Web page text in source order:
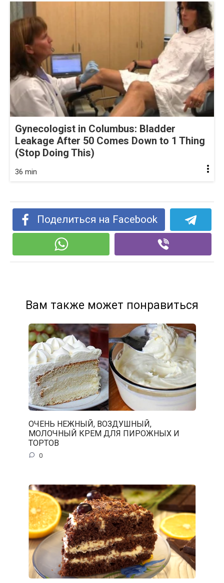
Gynecologist in Columbus: Bladder
Leakage After 50 Comes Down to 1 Thing
(Stop Doing This)
36 min
Поделиться на Facebook
Вам также может понравиться
ОЧЕНЬ НЕЖНЫЙ, ВОЗДУШНЫЙ,
МОЛОЧНЫЙ КРЕМ ДЛЯ ПИРОЖНЫХ И
ТОРТОВ
0